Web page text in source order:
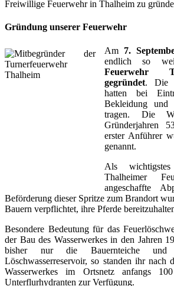
Freiwillige Feuerwehr in Thalheim zu
Gründung unserer Feuerwehr
Am 7.
endlich so
Feuerwehr
gegründet. Die
hatten bei
Bekleidung und
tragen. Die
Gründerjahren
erster Anführer
genannt.
Als
Thalheimer
angeschaffte
Beförderung dieser Spritze zum Brandort
Bauern verpflichtet, ihre Pferde
Besondere Bedeutung für das
der Bau des Wasserwerkes in den Jahren
bisher nur die Bauernteiche
Löschwasserreservoir, so standen ihr nach
Wasserwerkes im Ortsnetz anfangs
Unterflurhydranten zur Verfügung.